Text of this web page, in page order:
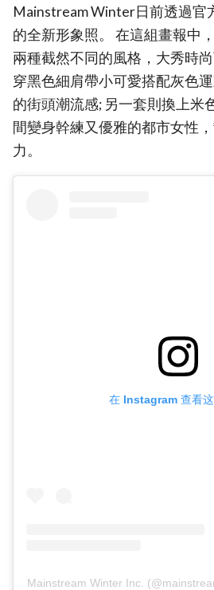
Mainstream Winter日前透過官
的全新形象照。 在這組畫報中
兩種截然不同的風格，大秀時
穿黑色細肩帶小可愛搭配灰色
的街頭潮流感; 另一套則換上米
間變身幹練又優雅的都市女性
力。
在 Instagram 查看
Mainstream Winter Inc.